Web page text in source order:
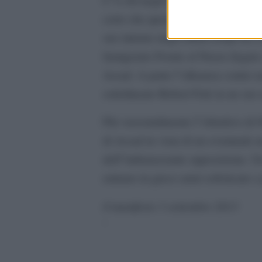
certo che questo convenga a
suo interno negli ultimi tempi ha